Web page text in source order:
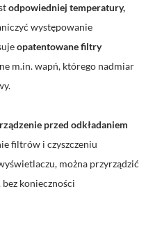
odpowiedniej temperatury,
występowanie
opatentowane filtry
m.in. wapń, którego nadmiar
przed odkładaniem
filtrów i czyszczeniu
można przyrządzić
konieczności